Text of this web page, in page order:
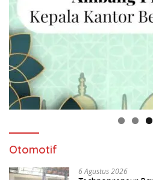
Otomotif
6 Agustus 2026